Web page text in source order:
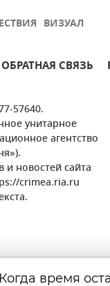
ВИЗУАЛ
ОБРАТНАЯ СВЯЗЬ
57640.
унитарное
агентство
новостей сайта
crimea.ria.ru
Когда время